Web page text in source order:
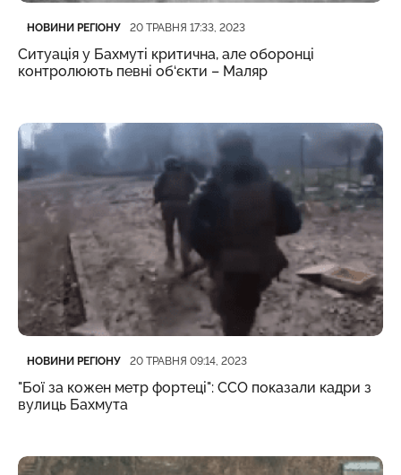
Категорія
НОВИНИ РЕГІОНУ
Дата публікації 20 ТРАВНЯ 17:33, 2023
Ситуація у Бахмуті критична, але оборонці
контролюють певні об‘єкти – Маляр
Категорія
НОВИНИ РЕГІОНУ
Дата публікації 20 ТРАВНЯ 09:14, 2023
"Бої за кожен метр фортеці": ССО показали кадри з
вулиць Бахмута